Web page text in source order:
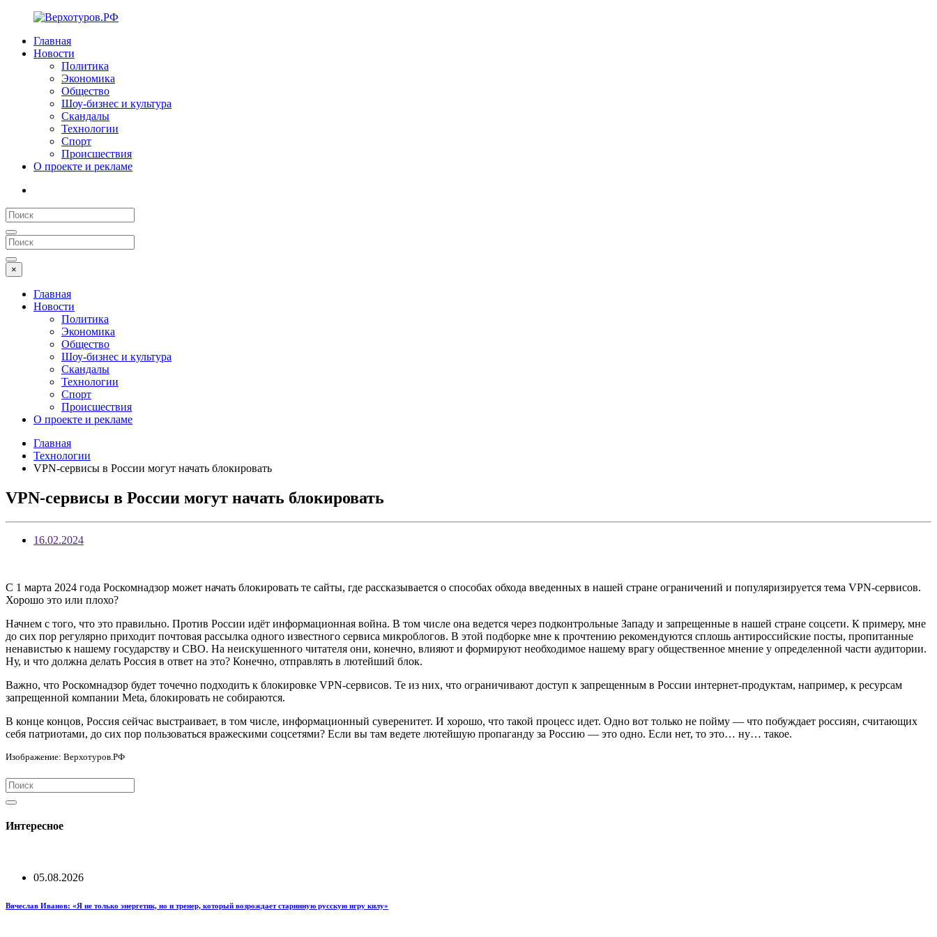
Главная
Новости
Политика
Экономика
Общество
Шоу-бизнес и культура
Скандалы
Технологии
Спорт
Происшествия
О проекте и рекламе
×
Главная
Новости
Политика
Экономика
Общество
Шоу-бизнес и культура
Скандалы
Технологии
Спорт
Происшествия
О проекте и рекламе
Главная
Технологии
VPN-сервисы в России могут начать блокировать
VPN-сервисы в России могут начать блокировать
16.02.2024
С 1 марта 2024 года Роскомнадзор может начать блокировать те сайты, где рассказывается о способах обхода введенных в нашей стране ограничений и популяризируется тема VPN-сервисов.
Хорошо это или плохо?
Начнем с того, что это правильно. Против России идёт информационная война. В том числе она ведется через подконтрольные Западу и запрещенные в нашей стране соцсети. К примеру, мне
до сих пор регулярно приходит почтовая рассылка одного известного сервиса микроблогов. В этой подборке мне к прочтению рекомендуются сплошь антироссийские посты, пропитанные
ненавистью к нашему государству и СВО. На неискушенного читателя они, конечно, влияют и формируют необходимое нашему врагу общественное мнение у определенной части аудитории.
Ну, и что должна делать Россия в ответ на это? Конечно, отправлять в лютейший блок.
Важно, что Роскомнадзор будет точечно подходить к блокировке VPN-сервисов. Те из них, что ограничивают доступ к запрещенным в России интернет-продуктам, например, к ресурсам
запрещенной компании Meta, блокировать не собираются.
В конце концов, Россия сейчас выстраивает, в том числе, информационный суверенитет. И хорошо, что такой процесс идет. Одно вот только не пойму — что побуждает россиян, считающих
себя патриотами, до сих пор пользоваться вражескими соцсетями? Если вы там ведете лютейшую пропаганду за Россию — это одно. Если нет, то это… ну… такое.
Изображение: Верхотуров.РФ
Интересное
05.08.2026
Вячеслав Иванов: «Я не только энергетик, но и тренер, который возрождает старинную русскую игру килу»